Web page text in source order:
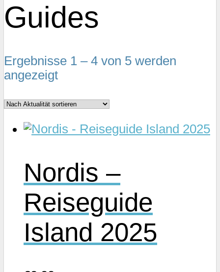
Guides
Ergebnisse 1 – 4 von 5 werden
angezeigtNach
sortiert
Nordis –
Reiseguide
Island 2025